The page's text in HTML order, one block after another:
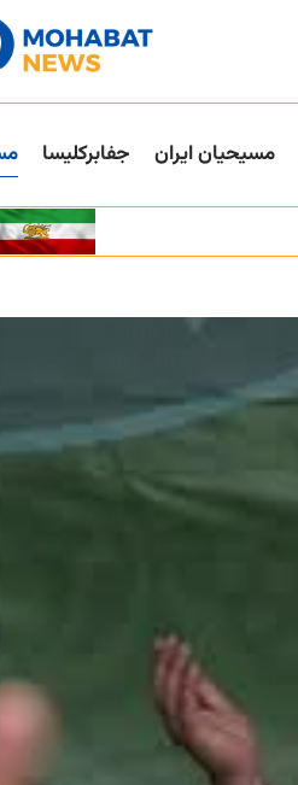
مسیحیان ایران جفا‌بر‌کلیسا